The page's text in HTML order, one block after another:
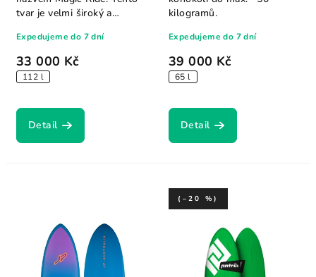
33 000 Kč
112 l
Expedujeme do 7 dní
Detail
tvar je velmi široký a
39 000 Kč
65 l
Expedujeme do 7 dní
Detail
kilogramů.
(–20 %)